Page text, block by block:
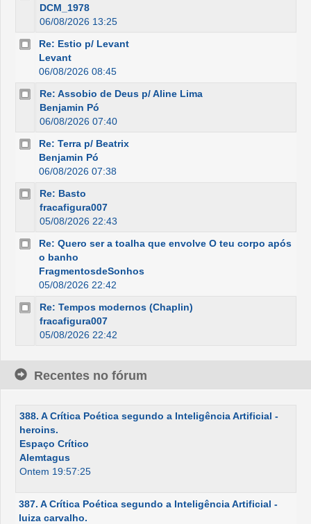
DCM_1978
06/08/2026 13:25
Re: Estio p/ Levant
Levant
06/08/2026 08:45
Re: Assobio de Deus p/ Aline Lima
Benjamin Pó
06/08/2026 07:40
Re: Terra p/ Beatrix
Benjamin Pó
06/08/2026 07:38
Re: Basto
fracafigura007
05/08/2026 22:43
Re: Quero ser a toalha que envolve O teu corpo após
o banho
FragmentosdeSonhos
05/08/2026 22:42
Re: Tempos modernos (Chaplin)
fracafigura007
05/08/2026 22:42
Recentes no fórum
388. A Crítica Poética segundo a Inteligência Artificial -
heroins.
Espaço Crítico
Alemtagus
Ontem 19:57:25
387. A Crítica Poética segundo a Inteligência Artificial -
luiza carvalho.